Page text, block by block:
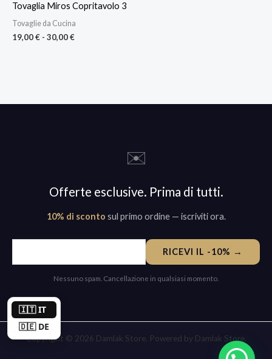
Tovaglia Miros Copritavolo 3
Tovaglie da Cucina
19,00€ - 30,00€
✉️
Offerte esclusive. Prima di tutti.
10% di sconto sul primo ordine — iscriviti ora.
RICEVI IL -10% →
Nessuno spam. Cancellazione in qualsiasi momento.
Copyright © 2026 Damlak Store. Powered by Damlak Store.
🇮🇹 IT
🇩🇪 DE